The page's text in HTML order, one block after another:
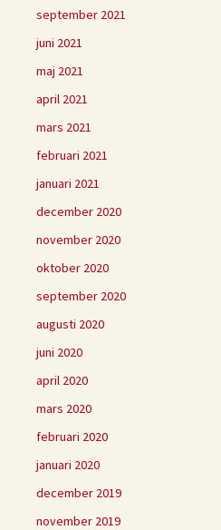
september 2021
juni 2021
maj 2021
april 2021
mars 2021
februari 2021
januari 2021
december 2020
november 2020
oktober 2020
september 2020
augusti 2020
juni 2020
april 2020
mars 2020
februari 2020
januari 2020
december 2019
november 2019